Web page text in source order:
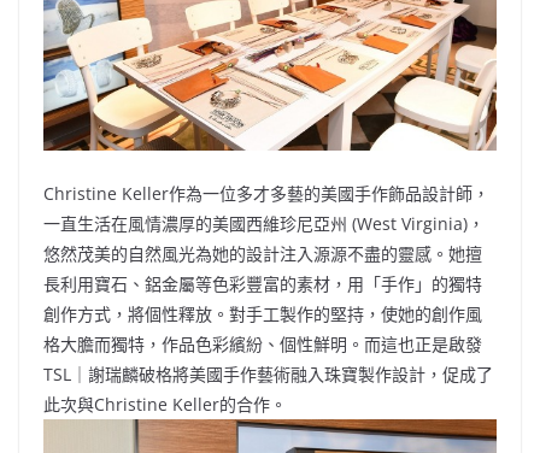
Christine Keller作為一位多才多藝的美國手作飾品設計師，
一直生活在風情濃厚的美國西維珍尼亞州 (West Virginia)，
悠然茂美的自然風光為她的設計注入源源不盡的靈感。她擅
長利用寶石、鋁金屬等色彩豐富的素材，用「手作」的獨特
創作方式，將個性釋放。對手工製作的堅持，使她的創作風
格大膽而獨特，作品色彩繽紛、個性鮮明。而這也正是啟發
TSL｜謝瑞麟破格將美國手作藝術融入珠寶製作設計，促成了
此次與Christine Keller的合作。